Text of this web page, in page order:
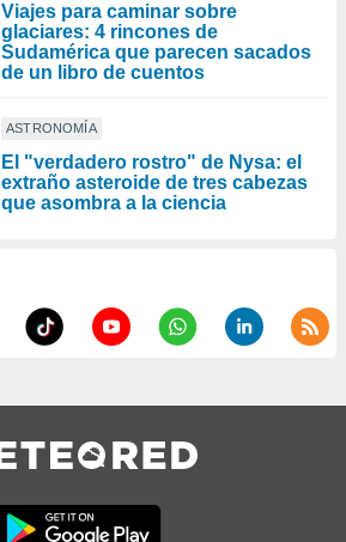
Viajes para caminar sobre
glaciares: 4 rincones de
Sudamérica que parecen sacados
de un libro de cuentos
ASTRONOMÍA
El "verdadero rostro" de Nysa: el
extraño asteroide de tres cabezas
que asombra a la ciencia